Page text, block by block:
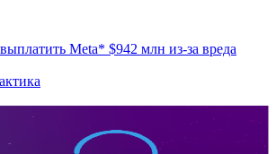
Meta* $942 млн из-за вреда